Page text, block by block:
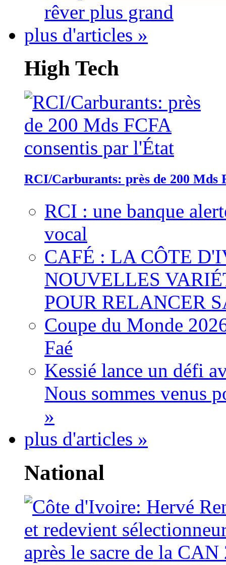
rêver plus grand
plus d'articles »
High Tech
RCI/Carburants: près de 200 Mds
RCI : une banque
vocal
CAFÉ : LA CÔTE
NOUVELLES
POUR RELANCER
Coupe du Monde
Faé
Kessié lance un défi
Nous sommes venus
»
plus d'articles »
National